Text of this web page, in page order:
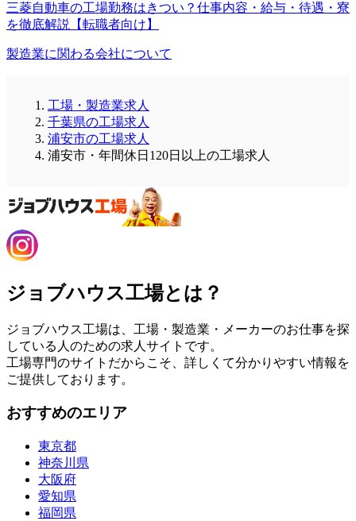
三菱自動車の工場勤務はきつい？仕事内容・給与・待遇・寮
を徹底解説【転職者向け】
製造業に関わる会社について
工場・製造業求人
千葉県の工場求人
浦安市の工場求人
浦安市・年間休日120日以上の工場求人
ジョブハウス工場とは？
ジョブハウス工場は、工場・製造業・メーカーのお仕事を探
している人のための求人サイトです。
工場専門のサイトだからこそ、詳しくて分かりやすい情報を
ご提供しております。
おすすめのエリア
東京都
神奈川県
大阪府
愛知県
福岡県